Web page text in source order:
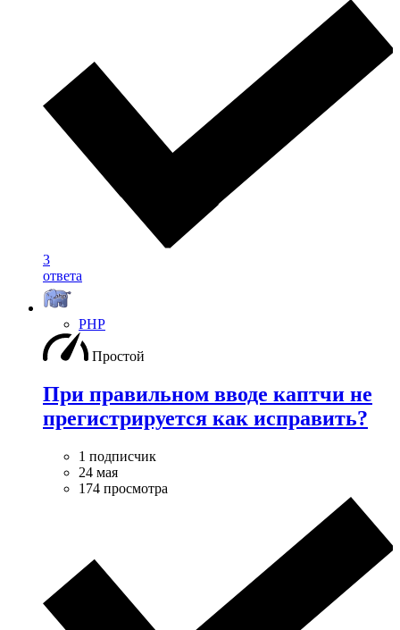
3
ответа
PHP
Простой
При правильном вводе каптчи не
прегистрируется как исправить?
1 подписчик
24 мая
174 просмотра